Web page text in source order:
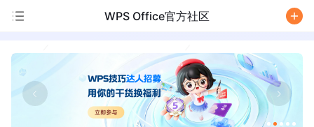
WPS Office官方社区